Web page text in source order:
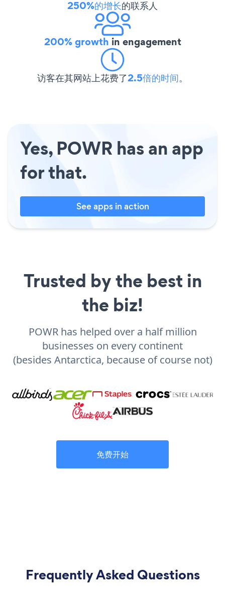
250%的增长的联系人
200% growth in engagement
访客在其网站上花费了2.5倍的时间。
Yes, POWR has an app
for that.
See apps in action
Trusted by the best in
the biz!
POWR has helped over a half million
businesses on every continent
(besides Antarctica, because of course not)
免费开始
Frequently Asked Questions